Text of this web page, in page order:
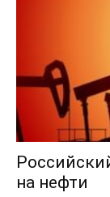
на нефти